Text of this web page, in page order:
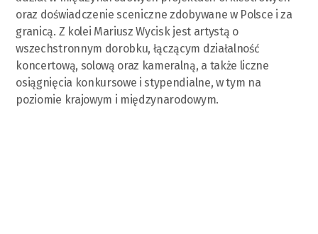
oraz doświadczenie sceniczne zdobywane w Polsce i za
granicą. Z kolei Mariusz Wycisk jest artystą o
wszechstronnym dorobku, łączącym działalność
koncertową, solową oraz kameralną, a także liczne
osiągnięcia konkursowe i stypendialne, w tym na
poziomie krajowym i międzynarodowym.